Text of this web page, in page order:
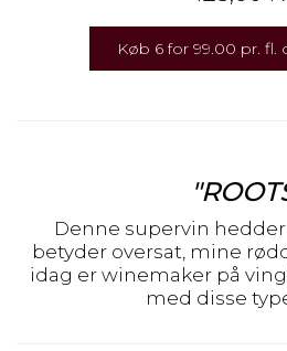
Køb 6 for 99.00 pr. fl.
Denne supervin hedder
betyder oversat, mine
idag er winemaker på
med disse